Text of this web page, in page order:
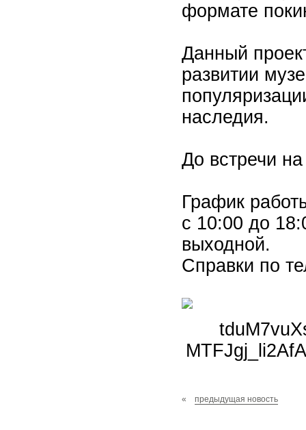
формате
Данный
развитии
наследия.
До встречи
График
с 10:00 до
выходной.
Справки по
« предыдущая новость